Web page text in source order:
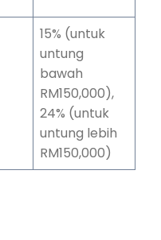
15% (untuk
untung
bawah
RM150,000),
24% (untuk
untung lebih
RM150,000)